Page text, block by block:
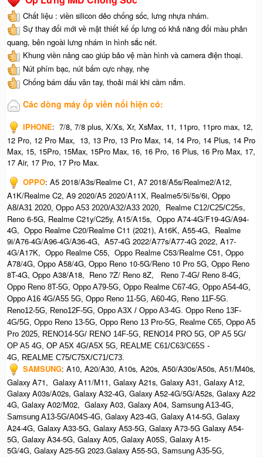
Chất liệu : viền silicon dẻo chống sốc, lưng nhựa nhám.
Sự thay đổi mới về mặt thiết kế ốp lưng có khả năng đổi màu phản
quang, bên ngoài lưng nhám in hình sắc nét.
Khung viền nâng cao giúp bảo vệ màn hình và camera điện thoại.
Nút phím bạc, nút bấm cực nhạy, nhẹ
Chống bám dấu vân tay, thoải mái khi cầm nắm.
Các dòng máy ốp viền nổi hiện có:
IPHONE: 7/8, 7/8 plus, X/Xs, Xr, XsMax, 11, 11pro, 11pro max, 12,
12 Pro, 12 Pro Max, 13, 13 Pro, 13 Pro Max, 14, 14 Pro, 14 Plus, 14 Pro
Max, 15, 15Pro, 15Max, 15Pro Max, 16, 16 Pro, 16 Plus, 16 Pro Max, 17,
17 Air, 17 Pro, 17 Pro Max.
OPPO: A5 2018/A3s/Realme C1, A7 2018/A5s/Realme2/A12,
A1K/Realme C2, A9 2020/A5 2020/A11X, Realme5/5i/5s/6i, Oppo
A8/A31 2020, Oppo A53 2020/A32/A33 2020, Realme C12/C25/C25s,
Reno 6-5G, Realme C21y/C25y, A15/A15s, Oppo A74-4G/F19-4G/A94-
4G, Oppo Realme C20/Realme C11 (2021), A16K, A55-4G, Realme
9i/A76-4G/A96-4G/A36-4G, A57-4G 2022/A77s/A77-4G 2022, A17-
4G/A17K, Oppo Realme C55, Oppo Realme C53/Realme C51, Oppo
A78/4G, Oppo A58/4G, Oppo Reno 10-5G/Reno 10 Pro 5G, Oppo Reno
8T-4G, Oppo A38/A18, Reno 7Z/ Reno 8Z,
Reno 7-4G/ Reno 8-4G,
Oppo Reno 8T-5G, Oppo A79-5G, Oppo Realme C67-4G, Oppo A54-4G,
Oppo A16 4G/A55 5G, Oppo Reno 11-5G, A60-4G, Reno 11F-5G.
Reno12-5G, Reno12F-5G, Oppo A3X / Oppo A3-4G. Oppo Reno 13F-
4G/5G, Oppo Reno 13-5G, Oppo Reno 13 Pro-5G, Realme C65, Oppo A5
Pro 2025, RENO14-5G/ RENO 14F-5G, RENO14 PRO 5G, OP A5 5G/
OP A5 4G, OP A5X 4G/A5X 5G, REALME C61/C63/C65S -
4G, REALME C75/C75X/C71/C73.
SAMSUNG: A10, A20/A30, A10s, A20s, A50/A30s/A50s, A51/M40s,
Galaxy A71, Galaxy A11/M11, Galaxy A21s, Galaxy A31, Galaxy A12,
Galaxy A03s/A02s, Galaxy A32-4G, Galaxy A52-4G/5G/A52s, Galaxy A22
4G, Galaxy A02/M02, Galaxy A03, Galaxy A04, Samsung A13-4G,
Samsung A13-5G/A04S-4G, Galaxy A23-4G, Galaxy A14-5G, Galaxy
A24-4G, Galaxy A33-5G, Galaxy A53-5G, Galaxy A73-5G Galaxy A54-
5G, Galaxy A34-5G, Galaxy A05, Galaxy A05S, Galaxy A15-
5G/4G, Galaxy A25-5G 2023.Galaxy A55-5G, Samsung A35-5G,